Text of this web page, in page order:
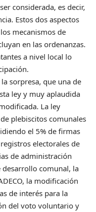
considerada, es decir,
Estos dos aspectos
mecanismos de
en las ordenanzas.
a nivel local lo
sorpresa, que una de
ley y muy aplaudida
La ley
plebiscitos comunales
el 5% de firmas
electorales de
de administración
desarrollo comunal, la
la modificación
de interés para la
del voto voluntario y